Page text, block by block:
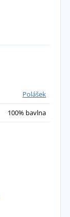
Polášek
100% bavlna